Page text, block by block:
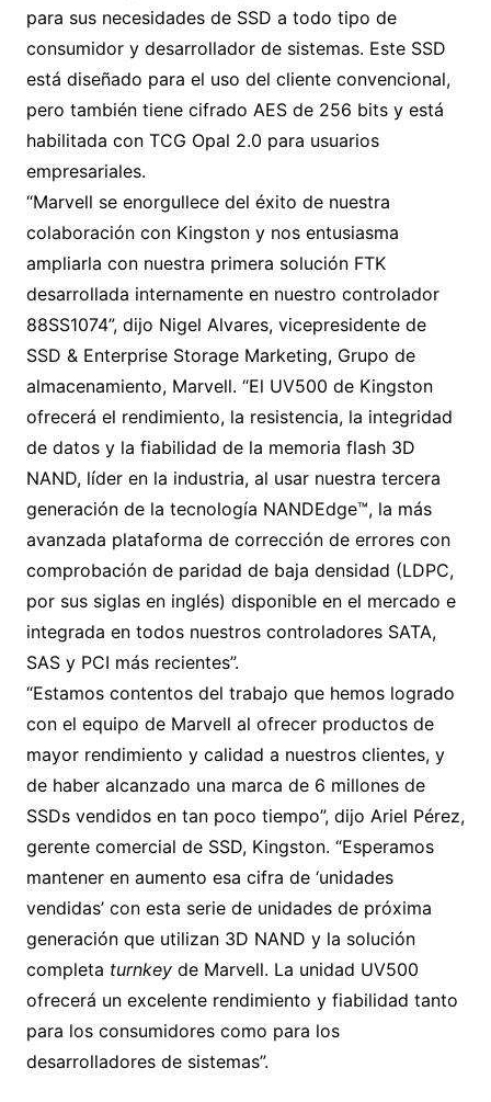
para sus necesidades de SSD a todo tipo de
consumidor y desarrollador de sistemas. Este SSD
está diseñado para el uso del cliente convencional,
pero también tiene cifrado AES de 256 bits y está
habilitada con TCG Opal 2.0 para usuarios
empresariales.
“Marvell se enorgullece del éxito de nuestra
colaboración con Kingston y nos entusiasma
ampliarla con nuestra primera solución FTK
desarrollada internamente en nuestro controlador
88SS1074”, dijo Nigel Alvares, vicepresidente de
SSD & Enterprise Storage Marketing, Grupo de
almacenamiento, Marvell. “El UV500 de Kingston
ofrecerá el rendimiento, la resistencia, la integridad
de datos y la fiabilidad de la memoria flash 3D
NAND, líder en la industria, al usar nuestra tercera
generación de la tecnología NANDEdge™, la más
avanzada plataforma de corrección de errores con
comprobación de paridad de baja densidad (LDPC,
por sus siglas en inglés) disponible en el mercado e
integrada en todos nuestros controladores SATA,
SAS y PCI más recientes”.
“Estamos contentos del trabajo que hemos logrado
con el equipo de Marvell al ofrecer productos de
mayor rendimiento y calidad a nuestros clientes, y
de haber alcanzado una marca de 6 millones de
SSDs vendidos en tan poco tiempo”, dijo Ariel Pérez,
gerente comercial de SSD, Kingston. “Esperamos
mantener en aumento esa cifra de ‘unidades
vendidas’ con esta serie de unidades de próxima
generación que utilizan 3D NAND y la solución
completa turnkeyde Marvell. La unidad UV500
ofrecerá un excelente rendimiento y fiabilidad tanto
para los consumidores como para los
desarrolladores de sistemas”.